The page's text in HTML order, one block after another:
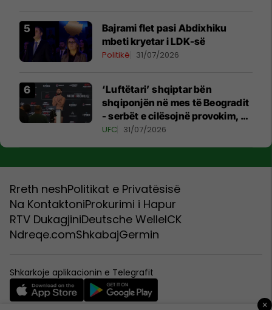
Bajrami flet pasi Abdixhiku
mbeti kryetar i LDK-së
Politikë 31/07/2026
‘Luftëtari’ shqiptar bën
shqiponjën në mes të Beogradit
- serbët e cilësojnë provokim, ai
e cilëson simbol të identitetit
UFC 31/07/2026
Rreth neshPolitikat e Privatësisë
Na KontaktoniProkurimi i Hapur
RTV DukagjiniDeutsche WelleICK
Ndreqe.comShkabajGermin
Shkarkoje aplikacionin e Telegrafit
×